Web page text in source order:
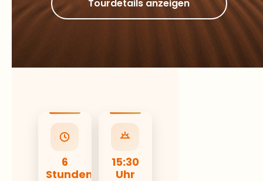
6
Stunden
Dauer
15:30
Uhr
Abholzeit